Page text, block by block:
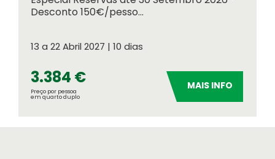
Desconto 150€/pesso...
13 a 22 Abril 2027 | 10 dias
3.384 €
Preço por pessoa
em quarto duplo
MAIS INFO